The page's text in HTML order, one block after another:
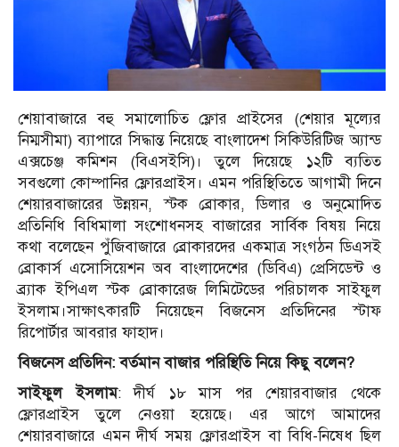
শেয়াবাজারে বহু সমালোচিত ফ্লোর প্রাইসের (শেয়ার মূল্যের
নিম্মসীমা) ব্যাপারে সিদ্ধান্ত নিয়েছে বাংলাদেশ সিকিউরিটিজ অ্যান্ড
এক্সচেঞ্জ কমিশন (বিএসইসি)। তুলে দিয়েছে ১২টি ব্যতিত
সবগুলো কোম্পানির ফ্লোরপ্রাইস। এমন পরিস্থিতিতে আগামী দিনে
শেয়ারবাজারের উন্নয়ন, স্টক ব্রোকার, ডিলার ও অনুমোদিত
প্রতিনিধি বিধিমালা সংশোধনসহ বাজারের সার্বিক বিষয় নিয়ে
কথা বলেছেন পুঁজিবাজারে ব্রোকারদের একমাত্র সংগঠন ডিএসই
ব্রোকার্স এসোসিয়েশন অব বাংলাদেশের (ডিবিএ) প্রেসিডেন্ট ও
ব্র্যাক ইপিএল স্টক ব্রোকারেজ লিমিটেডের পরিচালক সাইফুল
ইসলাম।সাক্ষাৎকারটি নিয়েছেন বিজনেস প্রতিদিনের স্টাফ
রিপোর্টার আবরার ফাহাদ।
বিজনেস প্রতিদিন: বর্তমান বাজার পরিস্থিতি নিয়ে কিছু বলেন?
সাইফুল ইসলাম: দীর্ঘ ১৮ মাস পর শেয়ারবাজার থেকে
ফ্লোরপ্রাইস তুলে নেওয়া হয়েছে। এর আগে আমাদের
শেয়ারবাজারে এমন দীর্ঘ সময় ফ্লোরপ্রাইস বা বিধি-নিষেধ ছিল